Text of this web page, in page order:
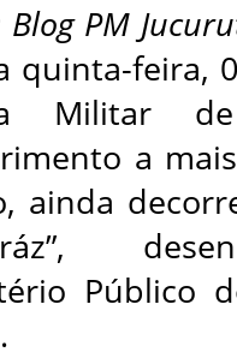
Blog PM
quinta-feira,
Militar
a
ainda
Público